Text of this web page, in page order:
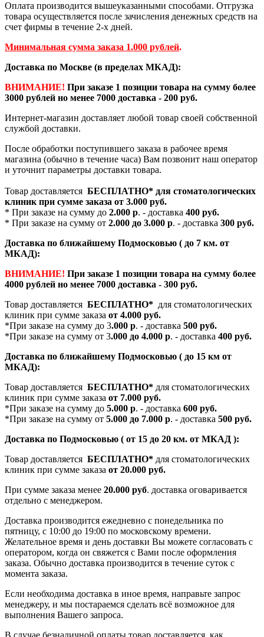
Оплата производится вышеуказанными способами. Отгрузка
товара осуществляется после зачисления денежных средств на
счет фирмы в течение 2-х дней.
Минимальная сумма заказа 1.000 рублей.
Доставка по Москве (в пределах МКАД):
ВНИМАНИЕ! При заказе 1 позиции товара на сумму более
3000 рублей но менее 7000 доставка - 200 руб.
Интернет-магазин доставляет любой товар своей собственной
службой доставки.
После обработки поступившего заказа в рабочее время
магазина (обычно в течение часа) Вам позвонит наш оператор
и уточнит параметры доставки товара.
Товар доставляется БЕСПЛАТНО* для стоматологических
клиник при сумме заказа от 3.000 руб.
* При заказе на сумму до 2.000 р. - доставка 400 руб.
* При заказе на сумму от 2.000 до 3.000 р. - доставка 300 руб.
Доставка по ближайшему Подмосковью ( до 7 км. от
МКАД):
ВНИМАНИЕ! При заказе 1 позиции товара на сумму более
4000 рублей но менее 7000 доставка - 300 руб.
Товар доставляется БЕСПЛАТНО* для стоматологических
клиник при сумме заказа от 4.000 руб.
*При заказе на сумму до 3.000 р. - доставка 500 руб.
*При заказе на сумму от 3.000 до 4.000 р. - доставка 400 руб.
Доставка по ближайшему Подмосковью ( до 15 км от
МКАД):
Товар доставляется БЕСПЛАТНО* для стоматологических
клиник при сумме заказа от 7.000 руб.
*При заказе на сумму до 5.000 р. - доставка 600 руб.
*При заказе на сумму от 5.000 до 7.000 р. - доставка 500 руб.
Доставка по Подмосковью ( от 15 до 20 км. от МКАД ):
Товар доставляется БЕСПЛАТНО* для стоматологических
клиник при сумме заказа от 20.000 руб.
При сумме заказа менее 20.000 руб. доставка оговаривается
отдельно с менеджером.
Доставка производится ежедневно с понедельника по
пятницу, с 10:00 до 19:00 по московскому времени.
Желательное время и день доставки Вы можете согласовать с
оператором, когда он свяжется с Вами после оформления
заказа. Обычно доставка производится в течение суток с
момента заказа.
Если необходима доставка в иное время, направьте запрос
менеджеру, и мы постараемся сделать всё возможное для
выполнения Вашего запроса.